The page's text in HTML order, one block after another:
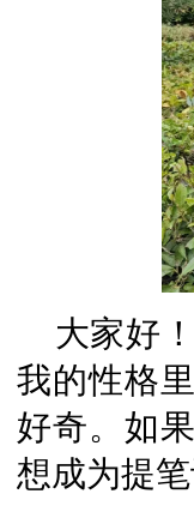
大家好
我的性格
好奇。如
想成为提